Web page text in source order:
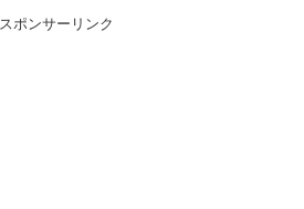
スポンサーリンク